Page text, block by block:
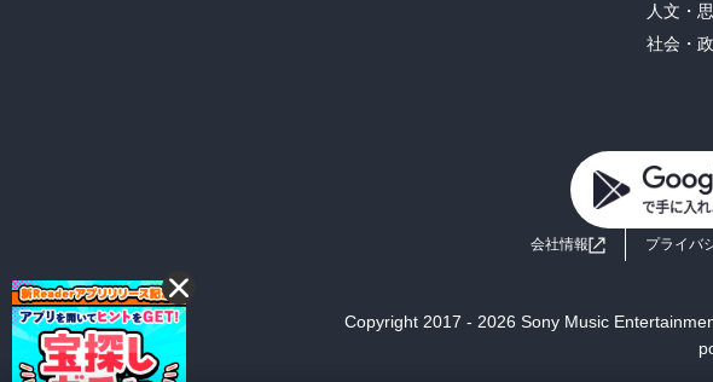
人文・
社会・
会社情報 プライバ
Copyright 2017 - 2026 Sony Music